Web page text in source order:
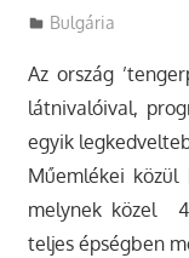
Utazasok.org
Bulgária
Az ország
látnivalóival,
egyik
Műemlékei
melynek közel
teljes épségben